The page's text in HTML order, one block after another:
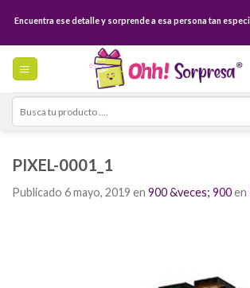
content
Encuentra ese detalle y sorprende a esa persona tan
Search
for:
PIXEL-0001_1
Publicado 6 mayo, 2019 en 900 &veces; 900en